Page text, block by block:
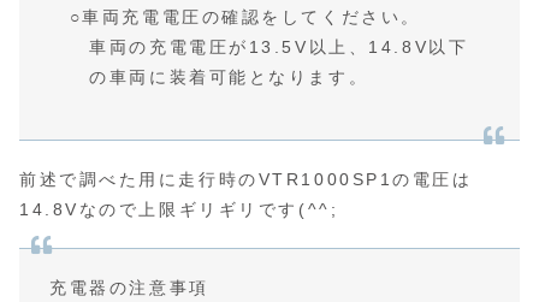
○車両充電電圧の確認をしてください。
車両の充電電圧が13.5V以上、14.8V以下
の車両に装着可能となります。
前述で調べた用に走行時のVTR1000SP1の電圧は
14.8Vなので上限ギリギリです(^^;
充電器の注意事項